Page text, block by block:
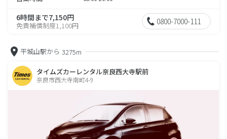
6時間まで7,150円
免責補償制度1,100円 0800-7000-111
平城山駅から 3275m
タイムズカーレンタル奈良西大寺駅前
奈良市西大寺南町4-9